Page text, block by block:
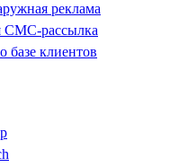
реклама
СМС-рассылка
клиентов